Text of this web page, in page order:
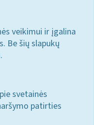
veikimui ir įgalina
Be šių slapukų
svetainės
patirties